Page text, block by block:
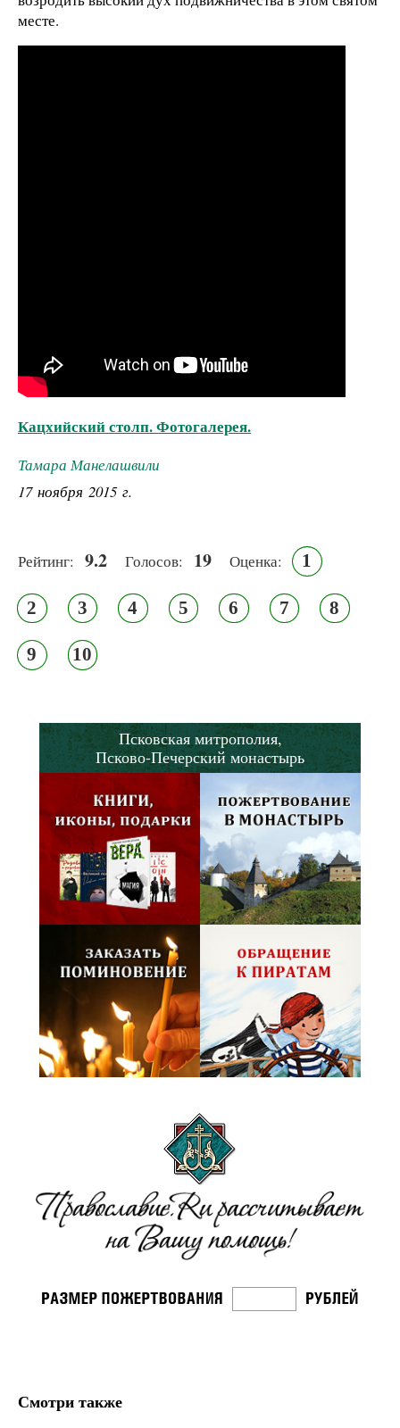
месте.
Кацхийский столп. Фотогалерея.
Тамара Манелашвили
17 ноября 2015 г.
Рейтинг: 9.2 Голосов: 19 Оценка: 1
2 3 4 5 6 7 8
9 10
Псковская митрополия,
Псково-Печерский монастырь
Смотри также